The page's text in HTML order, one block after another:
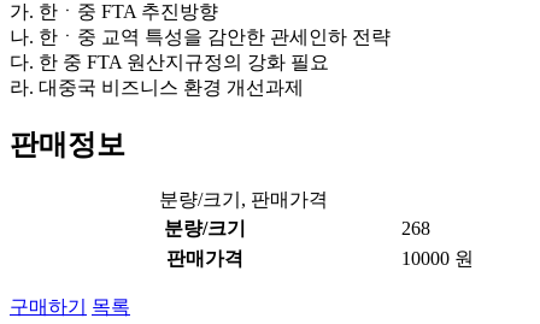
가. 한ㆍ중 FTA 추진방향
나. 한ㆍ중 교역 특성을 감안한 관세인하 전략
다. 한 중 FTA 원산지규정의 강화 필요
라. 대중국 비즈니스 환경 개선과제
판매정보
분량/크기, 판매가격
분량/크기
268
판매가격
10000 원
구매하기 목록